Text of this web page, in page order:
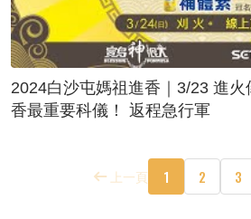
2024白沙屯媽祖進香｜3/23 進
香最重要科儀！ 返程急行軍
上一頁 1 2 3